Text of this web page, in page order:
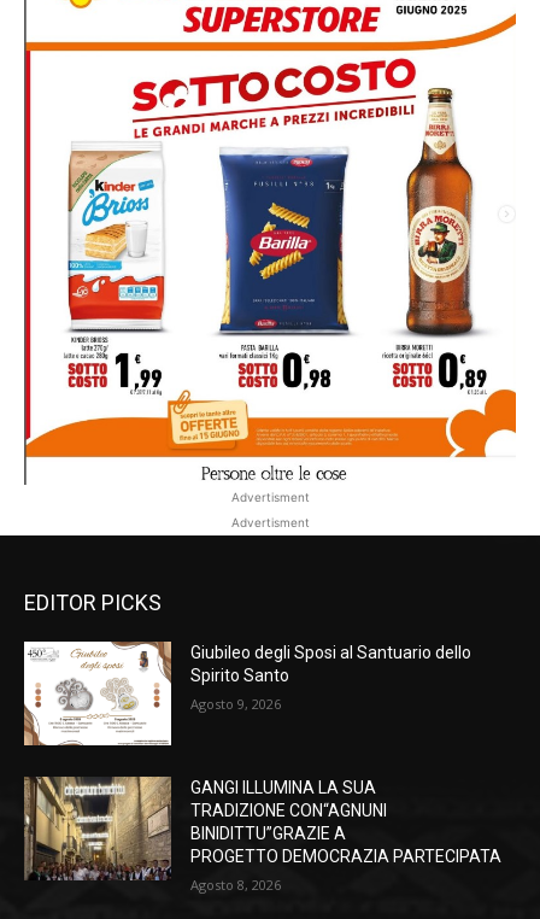
Advertisment
Advertisment
EDITOR PICKS
Giubileo degli Sposi al Santuario dello
Spirito Santo
Agosto 9, 2026
GANGI ILLUMINA LA SUA
TRADIZIONE CON“AGNUNI
BINIDITTU”GRAZIE A
PROGETTO DEMOCRAZIA PARTECIPATA
Agosto 8, 2026